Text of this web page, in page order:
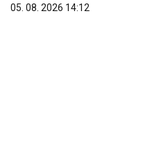
05. 08. 2026 14:12